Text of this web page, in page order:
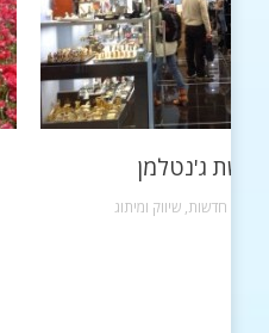
רשת ג'נטלמן
חדשות, שיווק ומיתוג